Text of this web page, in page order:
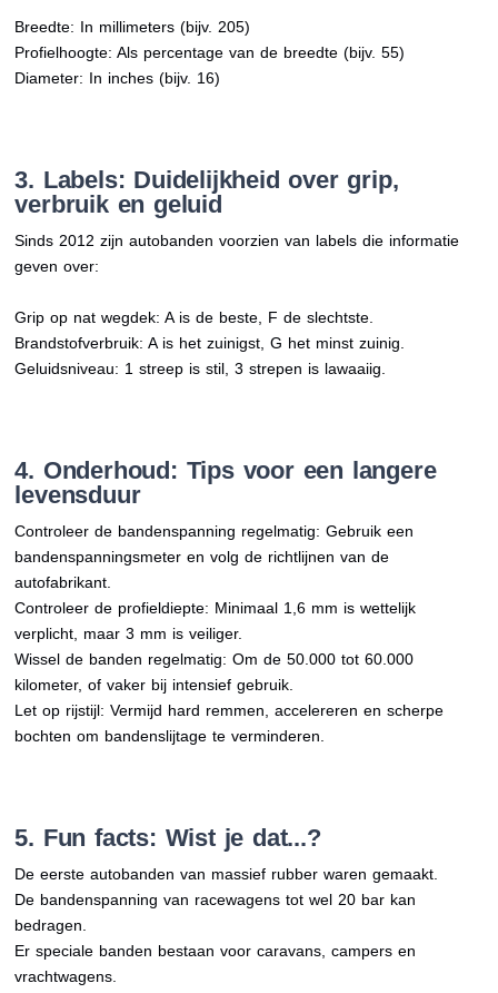
Breedte: In millimeters (bijv. 205)
Profielhoogte: Als percentage van de breedte (bijv. 55)
Diameter: In inches (bijv. 16)
3. Labels: Duidelijkheid over grip,
verbruik en geluid
Sinds 2012 zijn autobanden voorzien van labels die informatie
geven over:
Grip op nat wegdek: A is de beste, F de slechtste.
Brandstofverbruik: A is het zuinigst, G het minst zuinig.
Geluidsniveau: 1 streep is stil, 3 strepen is lawaaiig.
4. Onderhoud: Tips voor een langere
levensduur
Controleer de bandenspanning regelmatig: Gebruik een
bandenspanningsmeter en volg de richtlijnen van de
autofabrikant.
Controleer de profieldiepte: Minimaal 1,6 mm is wettelijk
verplicht, maar 3 mm is veiliger.
Wissel de banden regelmatig: Om de 50.000 tot 60.000
kilometer, of vaker bij intensief gebruik.
Let op rijstijl: Vermijd hard remmen, accelereren en scherpe
bochten om bandenslijtage te verminderen.
5. Fun facts: Wist je dat...?
De eerste autobanden van massief rubber waren gemaakt.
De bandenspanning van racewagens tot wel 20 bar kan
bedragen.
Er speciale banden bestaan voor caravans, campers en
vrachtwagens.